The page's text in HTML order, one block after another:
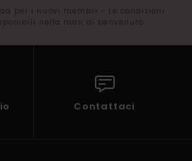
per i nuovi membri - Le condizioni
nella mail di benvenuto
Contattaci